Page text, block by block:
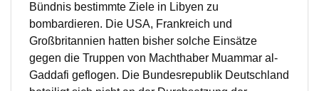
Bündnis bestimmte Ziele in Libyen zu
bombardieren. Die USA, Frankreich und
Großbritannien hatten bisher solche Einsätze
gegen die Truppen von Machthaber Muammar al-
Gaddafi geflogen. Die Bundesrepublik Deutschland